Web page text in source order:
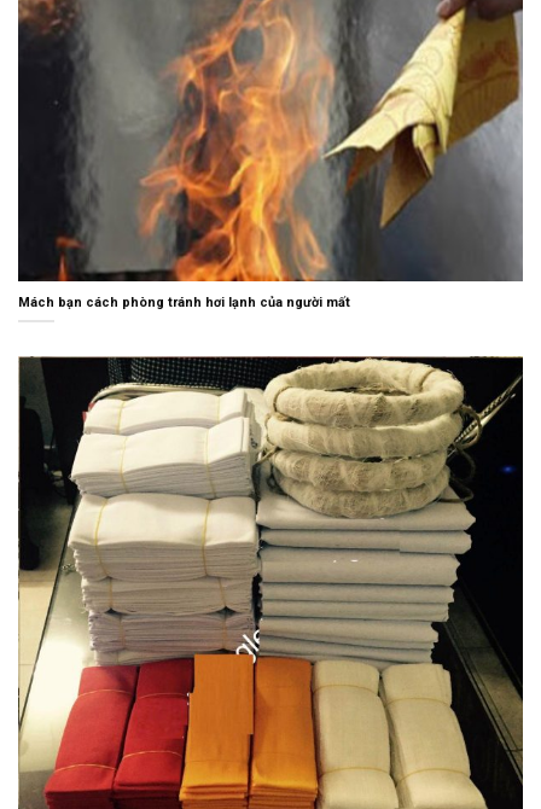
Mách bạn cách phòng tránh hơi lạnh của người mất